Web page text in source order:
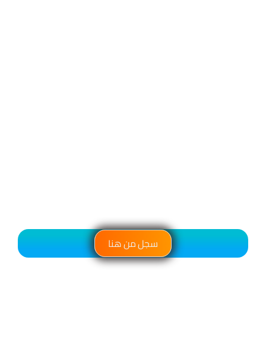
سجل من هنا